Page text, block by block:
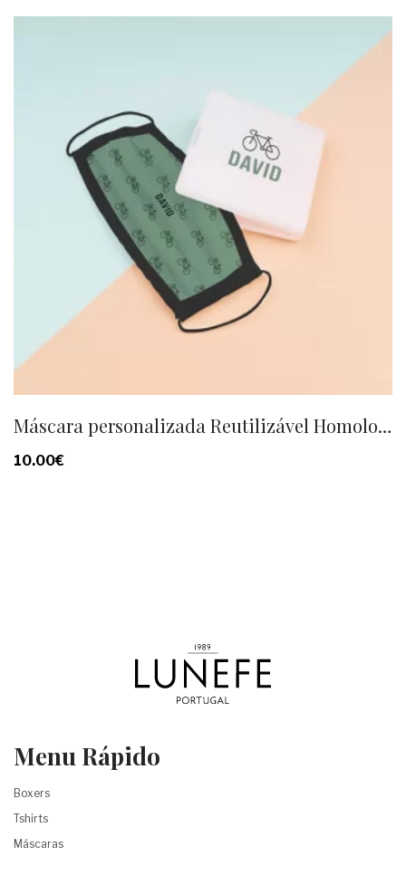
Máscara personalizada Reutilizável Homologada
10.00€
Menu Rápido
Boxers
Tshirts
Máscaras